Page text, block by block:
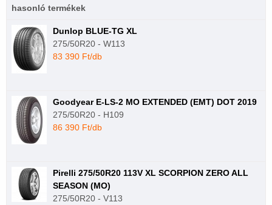
hasonló termékek
Dunlop BLUE-TG XL
275/50R20 - W113
83 390 Ft/db
Goodyear E-LS-2 MO EXTENDED (EMT) DOT 2019
275/50R20 - H109
86 390 Ft/db
Pirelli 275/50R20 113V XL SCORPION ZERO ALL
SEASON (MO)
275/50R20 - V113